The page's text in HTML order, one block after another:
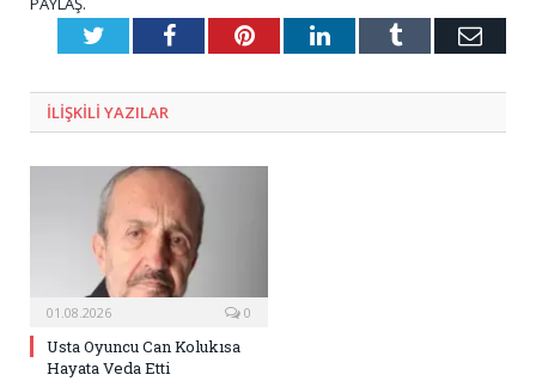
TwitterFacebookPinterestLinkedInTumblr E-
ILIŞKILI YAZILAR
01.08.2026 0
Usta Oyuncu Can Kolukısa
Hayata Veda Etti